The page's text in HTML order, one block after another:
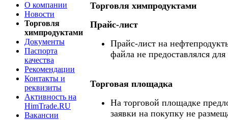
О компании
Новости
Торговля
химпродуктами
Документы
Паспорта
качества
Рекомендации
Контакты и
реквизиты
Активность на
HimTrade.RU
Вакансии
Торговля химпродуктами
Прайс-лист
Прайс-лист на
файла не предоставлялся
Торговая площадка
На торговой площадке
заявки на покупку не